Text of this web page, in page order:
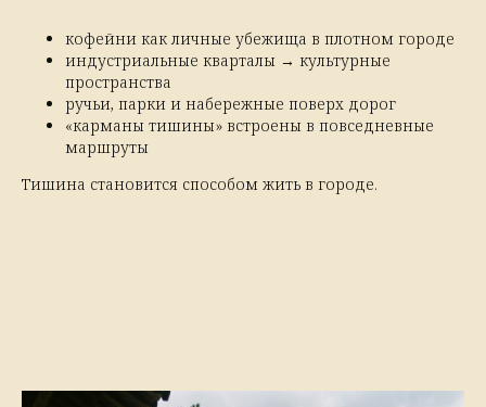
кофейни как личные убежища в плотном городе
индустриальные кварталы → культурные
пространства
ручьи, парки и набережные поверх дорог
«карманы тишины» встроены в повседневные
маршруты
Тишина становится способом жить в городе.